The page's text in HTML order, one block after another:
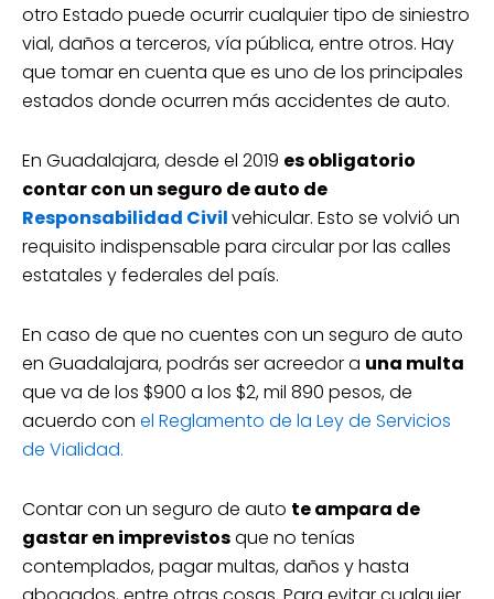
otro Estado puede ocurrir cualquier tipo de siniestro
vial, daños a terceros, vía pública, entre otros. Hay
que tomar en cuenta que es uno de los principales
estados donde ocurren más accidentes de auto.
En Guadalajara, desde el 2019 es obligatorio
contar con un seguro de auto de
Responsabilidad Civilvehicular. Esto se volvió un
requisito indispensable para circular por las calles
estatales y federales del país.
En caso de que no cuentes con un seguro de auto
en Guadalajara, podrás ser acreedor a una multa
que va de los $900 a los $2, mil 890 pesos, de
acuerdo con el Reglamento de la Ley de Servicios
de Vialidad.
Contar con un seguro de auto te ampara de
gastar en imprevistosque no tenías
contemplados, pagar multas, daños y hasta